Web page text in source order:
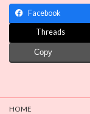
Facebook
Threads
Copy
HOME